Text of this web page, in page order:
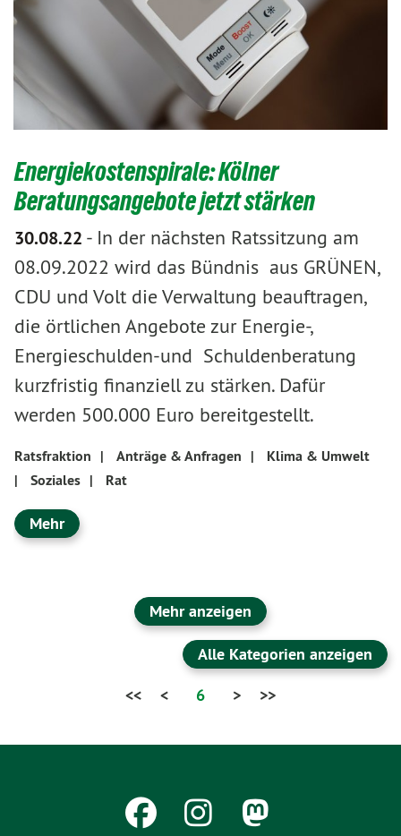
Energiekostenspirale: Kölner
Beratungsangebote jetzt stärken
30.08.22 - In der nächsten Ratssitzung am
08.09.2022 wird das Bündnis aus GRÜNEN,
CDU und Volt die Verwaltung beauftragen,
die örtlichen Angebote zur Energie-,
Energieschulden-und Schuldenberatung
kurzfristig finanziell zu stärken. Dafür
werden 500.000 Euro bereitgestellt.
Ratsfraktion | Anträge & Anfragen |
Klima & Umwelt
|
Soziales | Rat
Mehr
Mehr anzeigen
Alle Kategorien anzeigen
<<
< 6 > >>